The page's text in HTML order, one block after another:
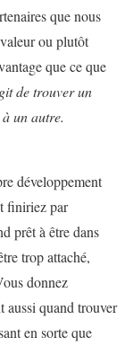
que nous
ou plutôt
que ce que
de trouver un
un autre.
développement
finiriez par
prêt à être dans
trop attaché,
donnez
aussi quand trouver
en sorte que